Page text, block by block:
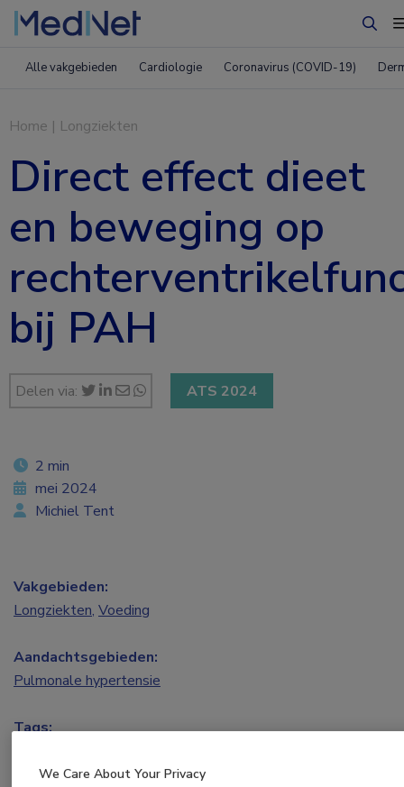
Alle vakgebieden Cardiologie Coronavirus (COVID-19)
Home | Longziekten
Direct effect dieet
en beweging op
bij PAH
Delen via: ATS 2024
2 min
mei 2024
Michiel Tent
Vakgebieden:
Longziekten, Voeding
Aandachtsgebieden:
Pulmonale hypertensie
Tags:
We Care About Your Privacy